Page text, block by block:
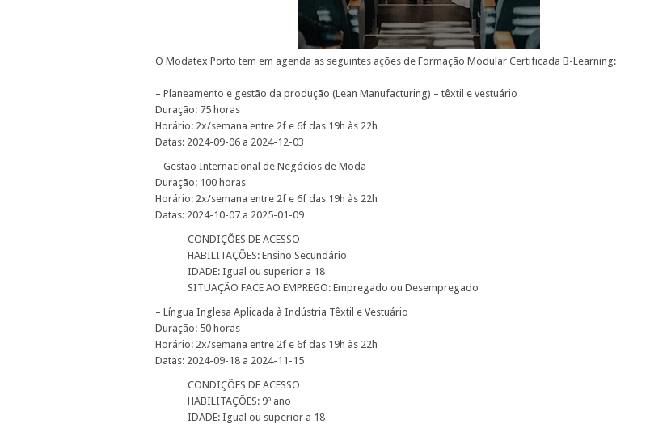
O Modatex Porto tem em agenda as seguintes ações de Formação Modular Certificada B-Learning:
– Planeamento e gestão da produção (Lean Manufacturing) – têxtil e vestuário
Duração: 75 horas
Horário: 2x/semana entre 2f e 6f das 19h às 22h
Datas: 2024-09-06 a 2024-12-03
– Gestão Internacional de Negócios de Moda
Duração: 100 horas
Horário: 2x/semana entre 2f e 6f das 19h às 22h
Datas: 2024-10-07 a 2025-01-09
CONDIÇÕES DE ACESSO
HABILITAÇÕES: Ensino Secundário
IDADE: Igual ou superior a 18
SITUAÇÃO FACE AO EMPREGO: Empregado ou Desempregado
– Língua Inglesa Aplicada à Indústria Têxtil e Vestuário
Duração: 50 horas
Horário: 2x/semana entre 2f e 6f das 19h às 22h
Datas: 2024-09-18 a 2024-11-15
CONDIÇÕES DE ACESSO
HABILITAÇÕES: 9º ano
IDADE: Igual ou superior a 18